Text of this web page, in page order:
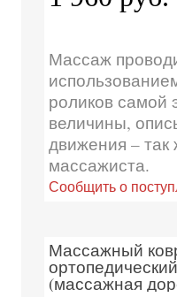
Массаж
роликов самой
величины,
движения – так
массажиста.
Сообщить о
Массажный
(массажная